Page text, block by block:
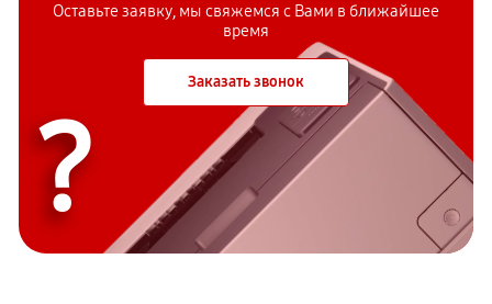
Оставьте заявку, мы свяжемся с Вами в ближайшее
время
Заказать звонок
?